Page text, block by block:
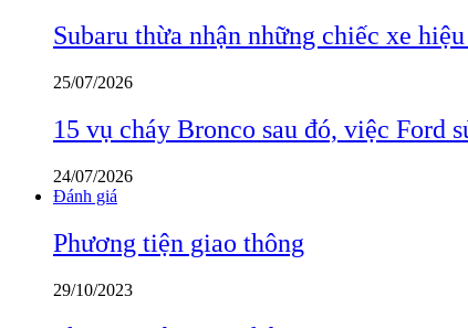
Subaru thừa nhận những chiếc xe
25/07/2026
15 vụ cháy Bronco sau đó, việc Ford
24/07/2026
Đánh giá
Phương tiện giao thông
29/10/2023